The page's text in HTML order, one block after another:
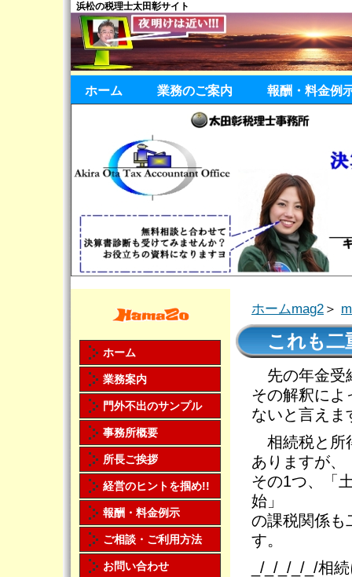
浜松の税理士太田彰サイト
ホーム 業務のご案内 報酬・料金例
ホームmag2 ＞
これも二
先の年金受
その解釈によ
ないと言えま
相続税と所
ありますが、
その1つ、「
始」
の課税関係も
す。
_/_/_/_/_/相
ホーム
業務案内
門外不出のサンプル
事務所概要
所長ご挨拶
経営のヒントを掴め!!
報酬・料金例示
ご相談・ご利用方法
お問い合わせ